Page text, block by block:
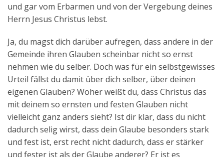
und gar vom Erbarmen und von der Vergebung deines
Herrn Jesus Christus lebst.
Ja, du magst dich darüber aufregen, dass andere in der
Gemeinde ihren Glauben scheinbar nicht so ernst
nehmen wie du selber. Doch was für ein selbstgewisses
Urteil fällst du damit über dich selber, über deinen
eigenen Glauben? Woher weißt du, dass Christus das
mit deinem so ernsten und festen Glauben nicht
vielleicht ganz anders sieht? Ist dir klar, dass du nicht
dadurch selig wirst, dass dein Glaube besonders stark
und fest ist, erst recht nicht dadurch, dass er stärker
und fester ist als der Glaube anderer? Er ist es